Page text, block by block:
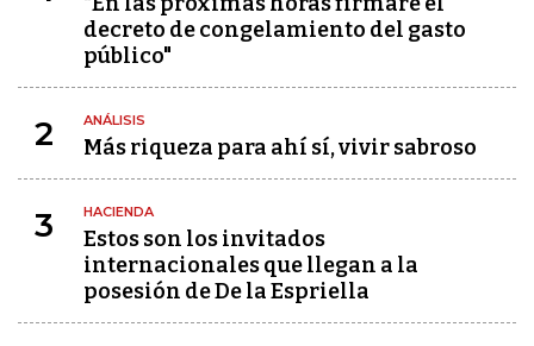
decreto de congelamiento del gasto
público"
2 ANÁLISIS
Más riqueza para ahí sí, vivir sabroso
3 HACIENDA
Estos son los invitados
internacionales que llegan a la
posesión de De la Espriella